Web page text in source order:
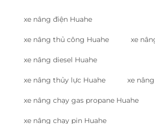
xe nâng điện Huahe
xe nâng thủ công Huahe xe
xe nâng diesel Huahe
xe nâng thủy lực Huahe xe
xe nâng chạy gas propane Huahe
xe nâng chạy pin Huahe